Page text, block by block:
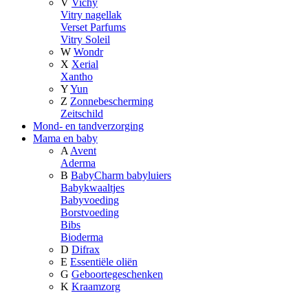
V Vichy
Vitry nagellak
Verset Parfums
Vitry Soleil
W Wondr
X Xerial
Xantho
YYun
Z Zonnebescherming
Zeitschild
Mond- en tandverzorging
Mama en baby
A Avent
Aderma
B BabyCharm babyluiers
Babykwaaltjes
Babyvoeding
Borstvoeding
Bibs
Bioderma
D Difrax
E Essentiële oliën
G Geboortegeschenken
K Kraamzorg